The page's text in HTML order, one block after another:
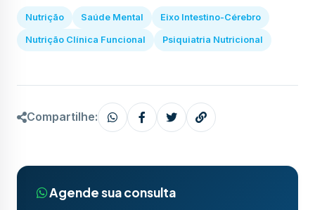
Nutrição Saúde Mental Eixo Intestino-Cérebro
Nutrição Clínica Funcional Psiquiatria Nutricional
Compartilhe:
Agende sua consulta